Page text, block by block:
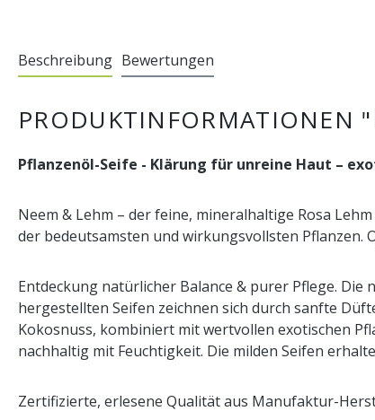
Beschreibung Bewertungen
PRODUKTINFORMATIONEN
Pflanzenöl-Seife - Klärung für unreine Haut –
Neem & Lehm – der feine, mineralhaltige Rosa
der bedeutsamsten und wirkungsvollsten Pflanzen.
Entdeckung natürlicher Balance & purer Pflege.
hergestellten Seifen zeichnen sich durch sanfte
Kokosnuss, kombiniert mit wertvollen exotischen
nachhaltig mit Feuchtigkeit. Die milden Seifen
Zertifizierte, erlesene Qualität aus Manufaktur-